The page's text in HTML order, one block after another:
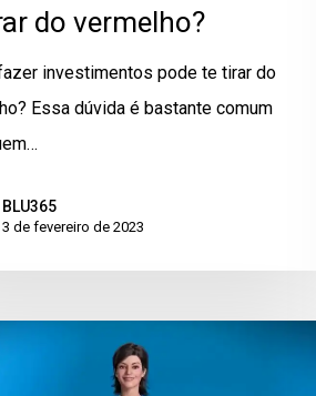
do vermelho?
investimentos pode te tirar do
Essa dúvida é bastante comum
BLU365
3 de fevereiro de 2023